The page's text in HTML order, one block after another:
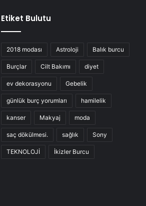
Etiket Bulutu
2018 modası Astroloji Balık burcu
Burçlar Cilt Bakımı diyet
ev dekorasyonu Gebelik
günlük burç yorumları hamilelik
kanser Makyaj moda
saç dökülmesi. sağlık Sony
TEKNOLOJİ İkizler Burcu